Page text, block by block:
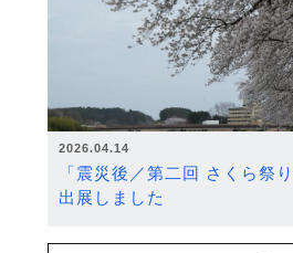
2026.04.14
「震災後／第二回 さくら祭
出展しました